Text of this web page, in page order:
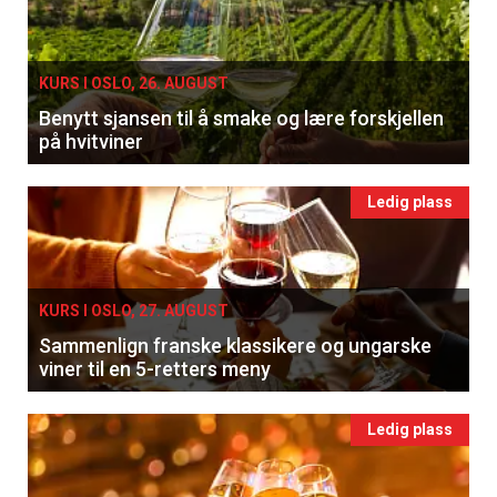
KURS I OSLO, 26. AUGUST
Benytt sjansen til å smake og lære forskjellen
på hvitviner
Ledig plass
KURS I OSLO, 27. AUGUST
Sammenlign franske klassikere og ungarske
viner til en 5-retters meny
Ledig plass